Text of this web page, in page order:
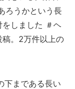
ろうかという長
しました ＃ヘ
稿。2万件以上の
下まである長い